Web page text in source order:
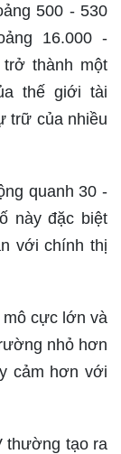
500 - 530
16.000 -
thành một
thế giới tài
trữ của nhiều
quanh 30 -
này đặc biệt
với chính thị
cực lớn và
nhỏ hơn
cảm hơn với
thường tạo ra